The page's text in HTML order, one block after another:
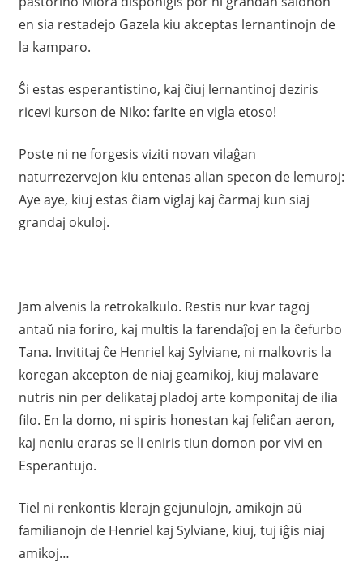
en sia restadejo Gazela kiu akceptas lernantinojn de
la kamparo.
Ŝi estas esperantistino, kaj ĉiuj lernantinoj deziris
ricevi kurson de Niko: farite en vigla etoso!
Poste ni ne forgesis viziti novan vilaĝan
naturrezervejon kiu entenas alian specon de lemuroj:
Aye aye, kiuj estas ĉiam viglaj kaj ĉarmaj kun siaj
grandaj okuloj.
Jam alvenis la retrokalkulo. Restis nur kvar tagoj
antaŭ nia foriro, kaj multis la farendaĵoj en la ĉefurbo
Tana. Invititaj ĉe Henriel kaj Sylviane, ni malkovris la
koregan akcepton de niaj geamikoj, kiuj malavare
nutris nin per delikataj pladoj arte komponitaj de ilia
filo. En la domo, ni spiris honestan kaj feliĉan aeron,
kaj neniu eraras se li eniris tiun domon por vivi en
Esperantujo.
Tiel ni renkontis klerajn gejunulojn, amikojn aŭ
familianojn de Henriel kaj Sylviane, kiuj, tuj iĝis niaj
amikoj…